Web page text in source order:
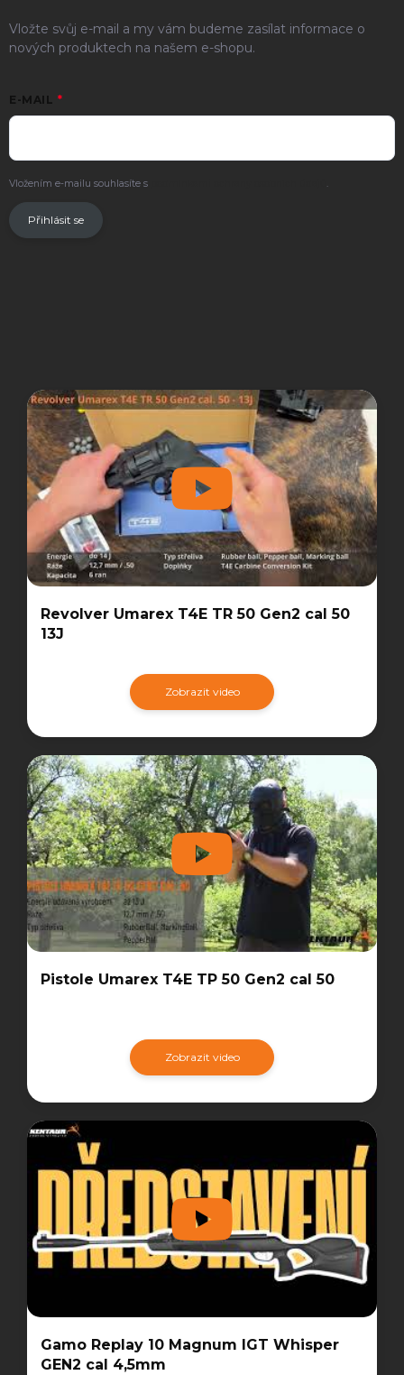
Vložte svůj e-mail a my vám budeme zasílat informace o
nových produktech na našem e-shopu.
E-MAIL
Vložením e-mailu souhlasíte s .
Přihlásit se
Revolver Umarex T4E TR 50 Gen2 cal 50
13J
Zobrazit video
Pistole Umarex T4E TP 50 Gen2 cal 50
Zobrazit video
Gamo Replay 10 Magnum IGT Whisper
GEN2 cal 4,5mm